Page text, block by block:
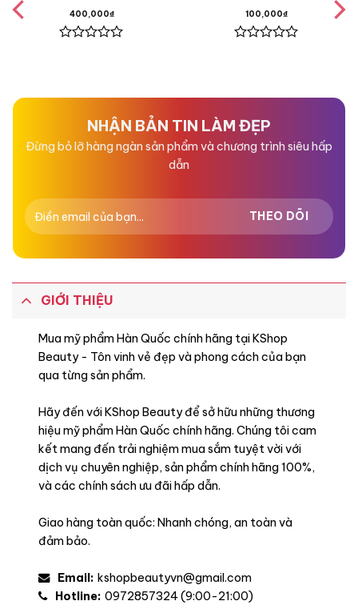
400,000₫
5
100,000₫
5
NHẬN BẢN TIN LÀM ĐẸP
Đừng bỏ lỡ hàng ngàn sản phẩm và chương trình siêu hấp
dẫn
GIỚI THIỆU
Mua mỹ phẩm Hàn Quốc chính hãng tại KShop
Beauty - Tôn vinh vẻ đẹp và phong cách của bạn
qua từng sản phẩm.
Hãy đến với KShop Beauty để sở hữu những thương
hiệu mỹ phẩm Hàn Quốc chính hãng. Chúng tôi cam
kết mang đến trải nghiệm mua sắm tuyệt vời với
dịch vụ chuyên nghiệp, sản phẩm chính hãng 100%,
và các chính sách ưu đãi hấp dẫn.
Giao hàng toàn quốc: Nhanh chóng, an toàn và
đảm bảo.
Email: kshopbeautyvn@gmail.com
Hotline: 0972857324 (9:00-21:00)